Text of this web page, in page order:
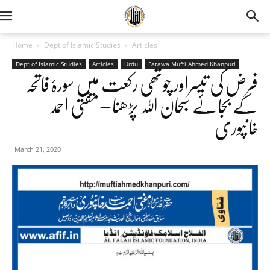
Home Dept of Islamic Studies Articles
Dept of Islamic Studies Articles Urdu Fatawa Mufti Ahmed Khanpuri
فرض کی تیسراور چوتھی رکعت میں سورۂ فاتحہ
کے بجائے سبحان اللہ پڑھنا – مفتی احمد
خانپوری
March 21, 2020